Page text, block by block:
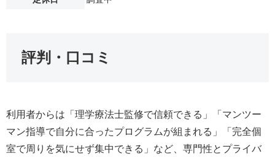
評判・口コミ
利用者からは「理学療法士監修で信頼できる」「マンツー
マン指導で自分に合ったプログラムが組まれる」「完全個
室で周りを気にせず集中できる」など、専門性とプライバ